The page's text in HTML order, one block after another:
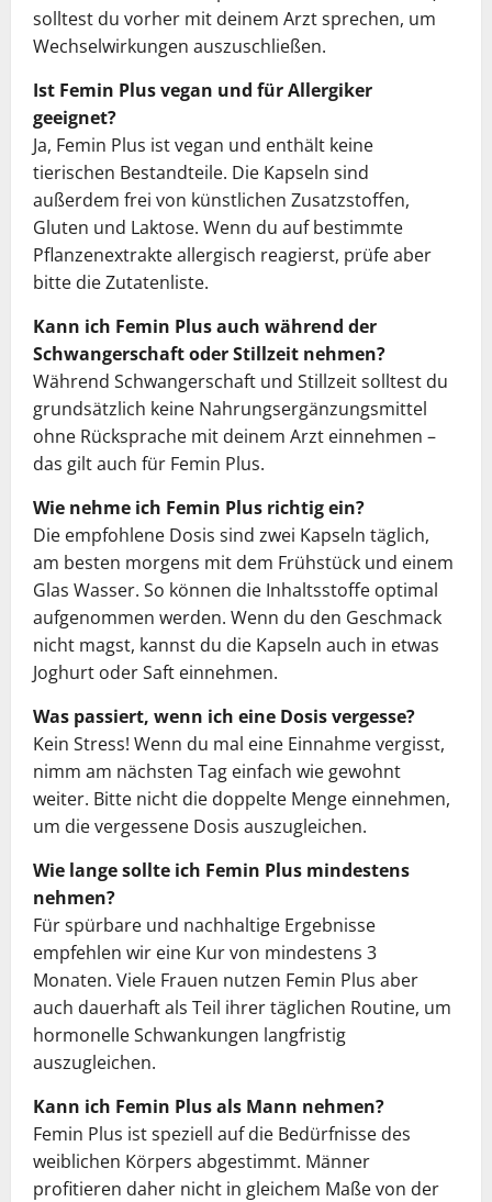
solltest du vorher mit deinem Arzt sprechen, um
Wechselwirkungen auszuschließen.
Ist Femin Plus vegan und für Allergiker
geeignet?
Ja, Femin Plus ist vegan und enthält keine
tierischen Bestandteile. Die Kapseln sind
außerdem frei von künstlichen Zusatzstoffen,
Gluten und Laktose. Wenn du auf bestimmte
Pflanzenextrakte allergisch reagierst, prüfe aber
bitte die Zutatenliste.
Kann ich Femin Plus auch während der
Schwangerschaft oder Stillzeit nehmen?
Während Schwangerschaft und Stillzeit solltest du
grundsätzlich keine Nahrungsergänzungsmittel
ohne Rücksprache mit deinem Arzt einnehmen –
das gilt auch für Femin Plus.
Wie nehme ich Femin Plus richtig ein?
Die empfohlene Dosis sind zwei Kapseln täglich,
am besten morgens mit dem Frühstück und einem
Glas Wasser. So können die Inhaltsstoffe optimal
aufgenommen werden. Wenn du den Geschmack
nicht magst, kannst du die Kapseln auch in etwas
Joghurt oder Saft einnehmen.
Was passiert, wenn ich eine Dosis vergesse?
Kein Stress! Wenn du mal eine Einnahme vergisst,
nimm am nächsten Tag einfach wie gewohnt
weiter. Bitte nicht die doppelte Menge einnehmen,
um die vergessene Dosis auszugleichen.
Wie lange sollte ich Femin Plus mindestens
nehmen?
Für spürbare und nachhaltige Ergebnisse
empfehlen wir eine Kur von mindestens 3
Monaten. Viele Frauen nutzen Femin Plus aber
auch dauerhaft als Teil ihrer täglichen Routine, um
hormonelle Schwankungen langfristig
auszugleichen.
Kann ich Femin Plus als Mann nehmen?
Femin Plus ist speziell auf die Bedürfnisse des
weiblichen Körpers abgestimmt. Männer
profitieren daher nicht in gleichem Maße von der